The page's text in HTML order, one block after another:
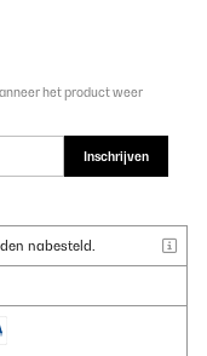
het product weer
Inschrijven
nabesteld.